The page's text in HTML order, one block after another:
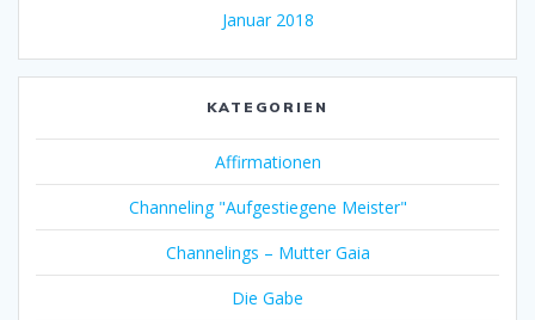
Januar 2018
KATEGORIEN
Affirmationen
Channeling "Aufgestiegene Meister"
Channelings – Mutter Gaia
Die Gabe